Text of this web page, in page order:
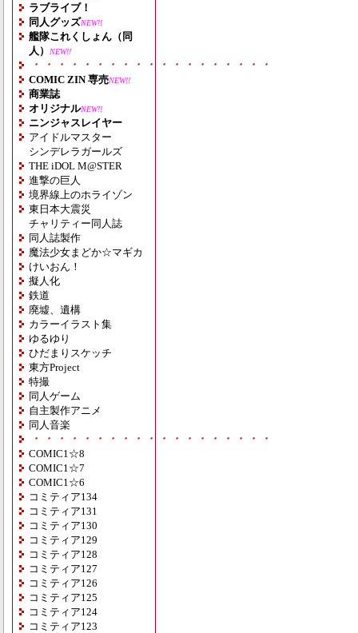
ラブライブ！
同人グッズNEW!!
艦隊これくしょん（同
人）
NEW!!
・・・・・・・・・・・・・・・・・・・
COMIC ZIN 専売NEW!!
商業誌
オリジナルNEW!!
ニンジャスレイヤー
アイドルマスター
シンデレラガールズ
THE iDOL M@STER
進撃の巨人
境界線上のホライゾン
東日本大震災
チャリティー同人誌
同人誌製作
魔法少女まどか☆マギカ
けいおん！
擬人化
鉄道
廃墟、遺構
カラーイラスト集
ゆるゆり
ひだまりスケッチ
東方Project
特撮
同人ゲーム
自主製作アニメ
同人音楽
・・・・・・・・・・・・・・・・・・・
COMIC1☆8
COMIC1☆7
COMIC1☆6
コミティア134
コミティア131
コミティア130
コミティア129
コミティア128
コミティア127
コミティア126
コミティア125
コミティア124
コミティア123